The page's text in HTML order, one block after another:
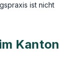
ist nicht
Kanton